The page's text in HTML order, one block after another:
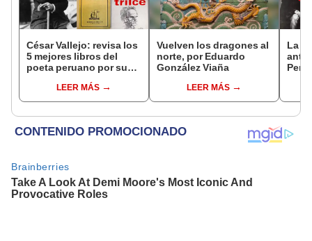
César Vallejo: revisa los
5 mejores libros del
poeta peruano por sus
130 años
LEER MÁS
Vuelven los dragones al
norte, por Eduardo
González Viaña
LEER MÁS
La